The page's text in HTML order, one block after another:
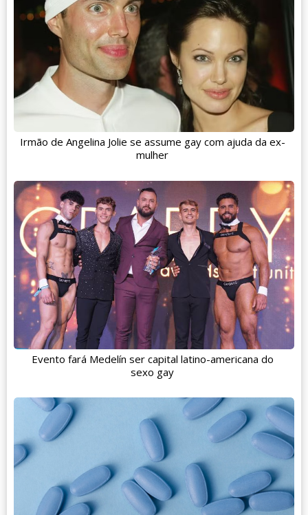
Irmão de Angelina Jolie se assume gay com ajuda da ex-
mulher
Evento fará Medelín ser capital latino-americana do
sexo gay